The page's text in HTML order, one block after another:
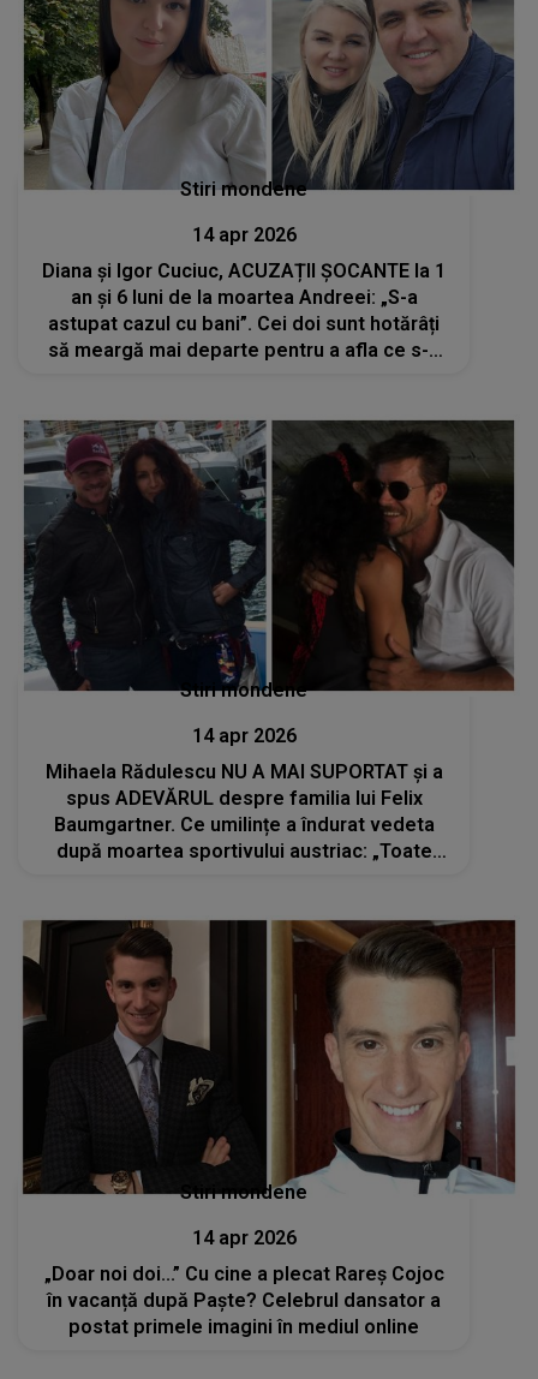
Stiri mondene
14 apr 2026
Diana și Igor Cuciuc, ACUZAȚII ȘOCANTE la 1
an și 6 luni de la moartea Andreei: „S-a
astupat cazul cu bani”. Cei doi sunt hotărâți
să meargă mai departe pentru a afla ce s-a
Stiri mondene
14 apr 2026
Mihaela Rădulescu NU A MAI SUPORTAT și a
spus ADEVĂRUL despre familia lui Felix
Baumgartner. Ce umilințe a îndurat vedeta
după moartea sportivului austriac: „Toate
Stiri mondene
14 apr 2026
„Doar noi doi...” Cu cine a plecat Rareș Cojoc
în vacanță după Paște? Celebrul dansator a
postat primele imagini în mediul online